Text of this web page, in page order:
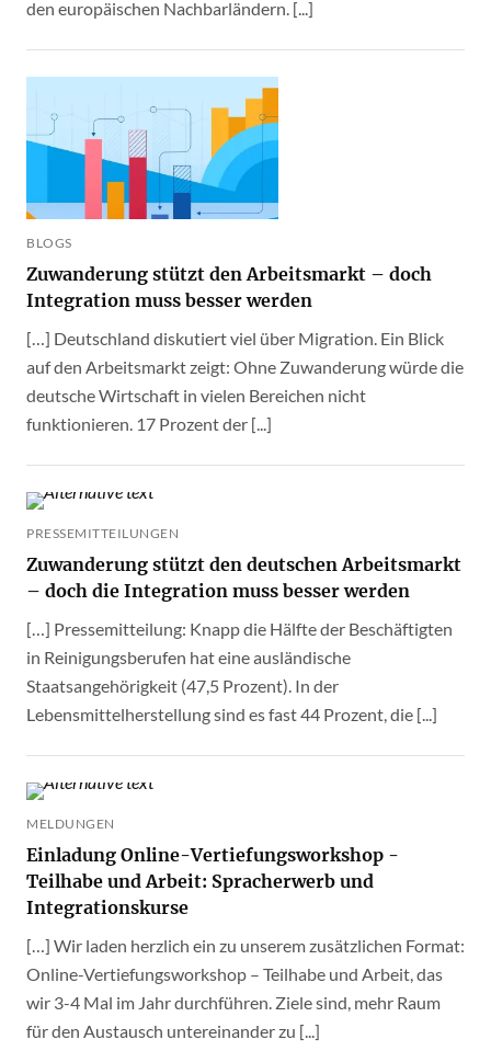
den europäischen Nachbarländern. [...]
BLOGS
Zuwanderung stützt den Arbeitsmarkt – doch
Integration muss besser werden
[…] Deutschland diskutiert viel über Migration. Ein Blick
auf den Arbeitsmarkt zeigt: Ohne Zuwanderung würde die
deutsche Wirtschaft in vielen Bereichen nicht
funktionieren. 17 Prozent der [...]
PRESSEMITTEILUNGEN
Zuwanderung stützt den deutschen Arbeitsmarkt
– doch die Integration muss besser werden
[…] Pressemitteilung: Knapp die Hälfte der Beschäftigten
in Reinigungsberufen hat eine ausländische
Staatsangehörigkeit (47,5 Prozent). In der
Lebensmittelherstellung sind es fast 44 Prozent, die [...]
MELDUNGEN
Einladung Online-Vertiefungsworkshop -
Teilhabe und Arbeit: Spracherwerb und
Integrationskurse
[…] Wir laden herzlich ein zu unserem zusätzlichen Format:
Online-Vertiefungsworkshop – Teilhabe und Arbeit, das
wir 3-4 Mal im Jahr durchführen. Ziele sind, mehr Raum
für den Austausch untereinander zu [...]